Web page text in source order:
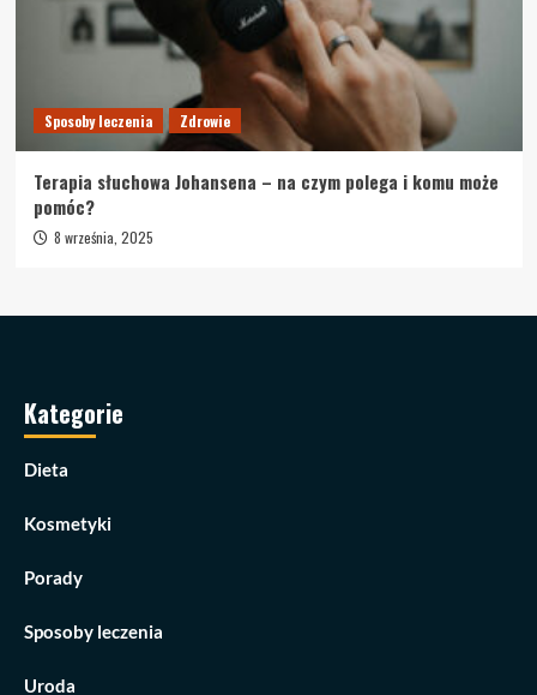
Sposoby leczenia Zdrowie
Terapia słuchowa Johansena – na czym polega i komu może
pomóc?
8 września, 2025
Kategorie
Dieta
Kosmetyki
Porady
Sposoby leczenia
Uroda